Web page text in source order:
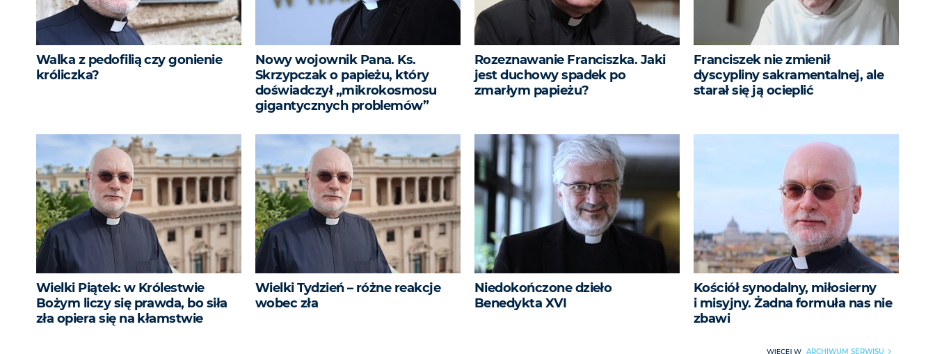
Walka z pedofilią czy gonienie
króliczka?
Nowy wojownik Pana. Ks.
Skrzypczak o papieżu, który
doświadczył „mikrokosmosu
gigantycznych problemów”
Rozeznawanie Franciszka. Jaki
jest duchowy spadek po
zmarłym papieżu?
Franciszek nie zmienił
dyscypliny sakramentalnej, ale
starał się ją ocieplić
Wielki Piątek: w Królestwie
Bożym liczy się prawda, bo siła
zła opiera się na kłamstwie
Wielki Tydzień – różne reakcje
wobec zła
Niedokończone dzieło
Benedykta XVI
Kościół synodalny, miłosierny
i misyjny. Żadna formuła nas nie
zbawi
WIĘCEJ W ARCHIWUM SERWISU ▶